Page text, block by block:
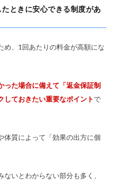
ときに安心できる制度があ
め、1回あたりの料金が高額にな
った場合に備えて「返金保証制
しておきたい重要なポイントで
体質によって「効果の出方に個
いとわからない部分も多く、